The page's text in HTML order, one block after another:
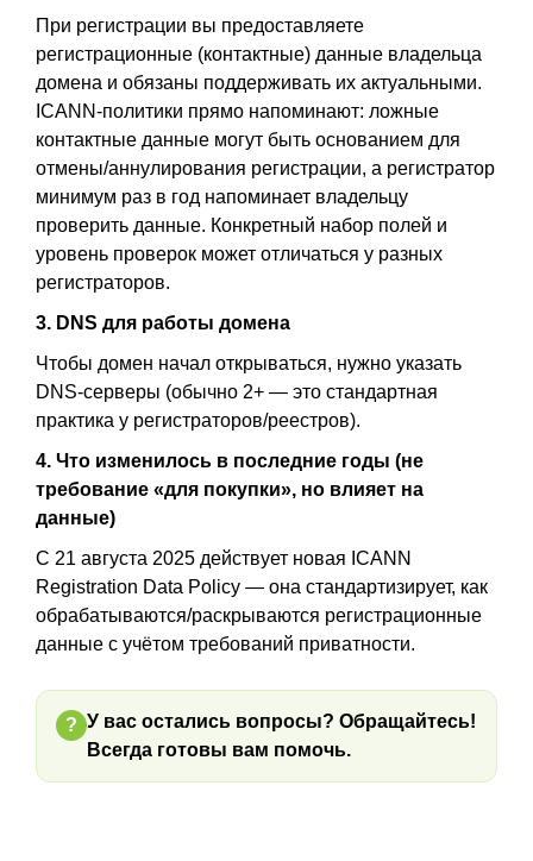
При регистрации вы предоставляете
регистрационные (контактные) данные владельца
домена и обязаны поддерживать их актуальными.
ICANN-политики прямо напоминают: ложные
контактные данные могут быть основанием для
отмены/аннулирования регистрации, а регистратор
минимум раз в год напоминает владельцу
проверить данные. Конкретный набор полей и
уровень проверок может отличаться у разных
регистраторов.
3. DNS для работы домена
Чтобы домен начал открываться, нужно указать
DNS-серверы (обычно 2+ — это стандартная
практика у регистраторов/реестров).
4. Что изменилось в последние годы (не
требование «для покупки», но влияет на
данные)
С 21 августа 2025 действует новая ICANN
Registration Data Policy — она стандартизирует, как
обрабатываются/раскрываются регистрационные
данные с учётом требований приватности.
? У вас остались вопросы? Обращайтесь!
Всегда готовы вам помочь.